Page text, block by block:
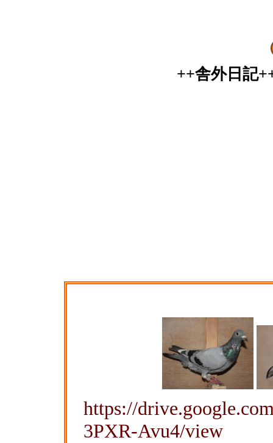
++舎外日記
https://
3PXR-Avu4/view